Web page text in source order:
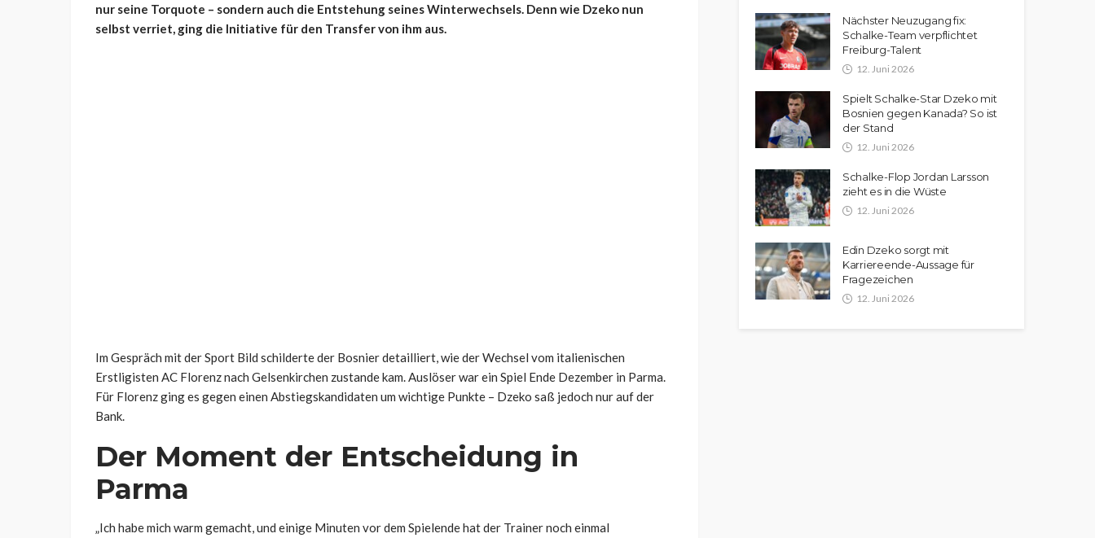
nur seine Torquote – sondern auch die Entstehung seines Winterwechsels. Denn wie Dzeko nun
selbst verriet, ging die Initiative für den Transfer von ihm aus.
Im Gespräch mit der Sport Bild schilderte der Bosnier detailliert, wie der Wechsel vom italienischen
Erstligisten AC Florenz nach Gelsenkirchen zustande kam. Auslöser war ein Spiel Ende Dezember in Parma.
Für Florenz ging es gegen einen Abstiegskandidaten um wichtige Punkte – Dzeko saß jedoch nur auf der
Bank.
Der Moment der Entscheidung in
Parma
„Ich habe mich warm gemacht, und einige Minuten vor dem Spielende hat der Trainer noch einmal
Nächster Neuzugang fix:
Schalke-Team verpflichtet
Freiburg-Talent
12. Juni 2026
Spielt Schalke-Star Dzeko mit
Bosnien gegen Kanada? So ist
der Stand
12. Juni 2026
Schalke-Flop Jordan Larsson
zieht es in die Wüste
12. Juni 2026
Edin Dzeko sorgt mit
Karriereende-Aussage für
Fragezeichen
12. Juni 2026